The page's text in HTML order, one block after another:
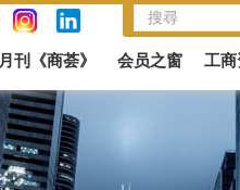
月刊《商荟》 会员之窗 工商